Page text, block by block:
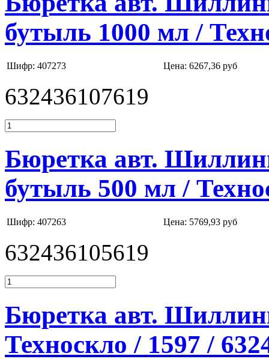
бутыль 1000 мл /
Шифр: 407273 Цена: 6267,36 руб
632436107619
Бюретка авт.
бутыль 500 мл /
Шифр: 407263 Цена: 5769,93 руб
632436105619
Бюретка авт.
Техноскло / 1597 /